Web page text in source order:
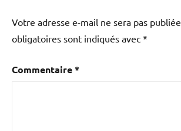
Votre adresse e-mail ne sera pas publiée.
obligatoires sont indiqués avec *
Commentaire*